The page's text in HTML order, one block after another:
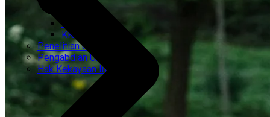
CEMTI
KK Regresi
Penelitian Unggulan
Pengabdian Unggulan
Hak Kekayaan Intelektual